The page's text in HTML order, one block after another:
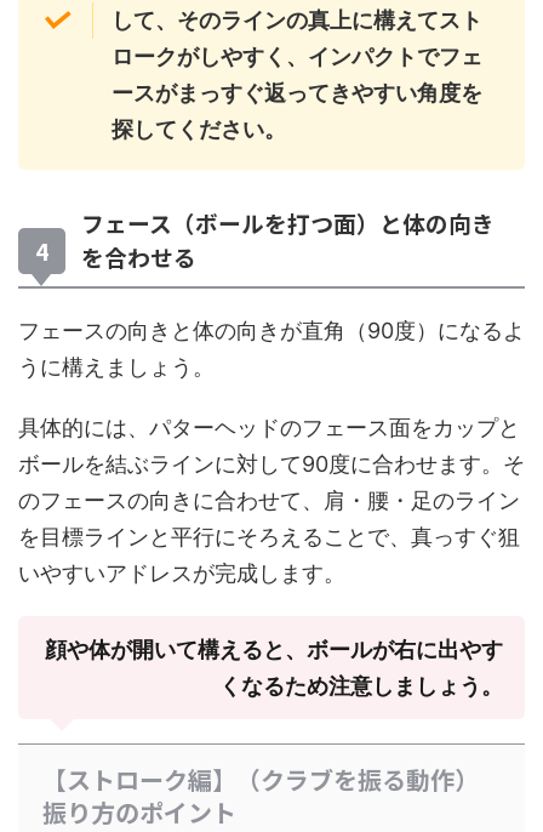
して、そのラインの真上に構えてスト
ロークがしやすく、インパクトでフェ
ースがまっすぐ返ってきやすい角度を
探してください。
フェース（ボールを打つ面）と体の向き
を合わせる
フェースの向きと体の向きが直角（90度）になるよ
うに構えましょう。
具体的には、パターヘッドのフェース面をカップと
ボールを結ぶラインに対して90度に合わせます。そ
のフェースの向きに合わせて、肩・腰・足のライン
を目標ラインと平行にそろえることで、真っすぐ狙
いやすいアドレスが完成します。
顔や体が開いて構えると、ボールが右に出やす
くなるため注意しましょう。
【ストローク編】（クラブを振る動作）
振り方のポイント